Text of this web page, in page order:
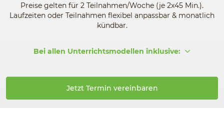
Preise gelten für 2 Teilnahmen/Woche (je 2x45 Min.).
Laufzeiten oder Teilnahmen flexibel anpassbar & monatlich
kündbar.
Bei allen Unterrichtsmodellen inklusive:
Jetzt Termin vereinbaren